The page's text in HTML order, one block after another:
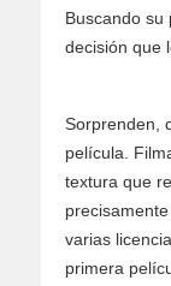
Buscando su
decisión que
Sorprenden,
película.
textura que
varias
primera